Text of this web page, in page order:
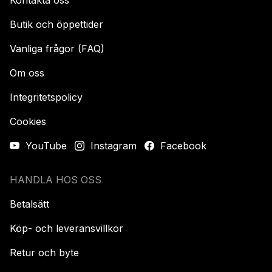
Butik och öppettider
Vanliga frågor (FAQ)
Om oss
Integritetspolicy
Cookies
YouTube
Instagram Facebook
HANDLA HOS OSS
Betalsätt
Köp- och leveransvillkor
Retur och byte